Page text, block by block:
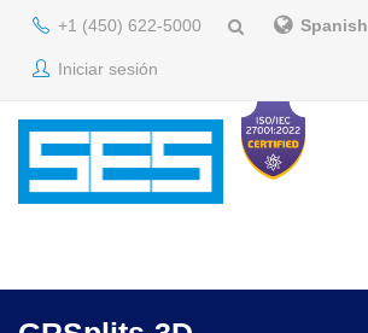
+1 (450) 622-5000 Spanish
Iniciar sesión